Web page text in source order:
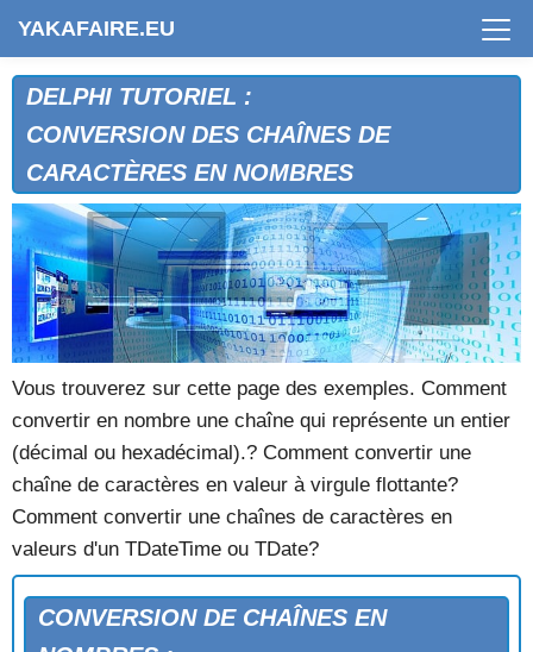
YAKAFAIRE.EU
DELPHI TUTORIEL :
CONVERSION DES CHAÎNES DE
CARACTÈRES EN NOMBRES
Vous trouverez sur cette page des exemples. Comment
convertir en nombre une chaîne qui représente un entier
(décimal ou hexadécimal).? Comment convertir une
chaîne de caractères en valeur à virgule flottante?
Comment convertir une chaînes de caractères en
valeurs d'un TDateTime ou TDate?
CONVERSION DE CHAÎNES EN